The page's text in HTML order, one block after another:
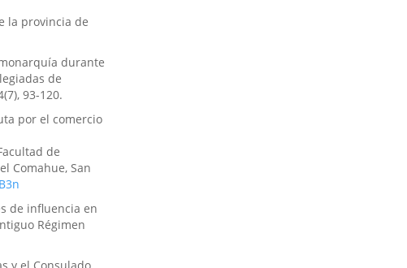
la provincia de
durante
de
93-120.
por el comercio
de
Comahue, San
de influencia en
Régimen